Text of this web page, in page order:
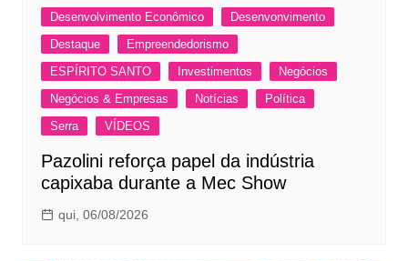
Desenvolvimento Econômico
Desenvonvimento
Destaque
Empreendedorismo
ESPÍRITO SANTO
Investimentos
Negócios
Negócios & Empresas
Notícias
Política
Serra
VÍDEOS
Pazolini reforça papel da indústria
capixaba durante a Mec Show
qui, 06/08/2026